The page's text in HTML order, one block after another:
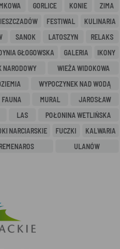
GORLICE KONIE
ZIMA
FESTIWAL
KULINARIA
SANOK LATOSZYN
RELAKS
GŁOGOWSKA GALERIA
IKONY
NARODOWY
WIEŻA WIDOKOWA
WYPOCZYNEK NAD WODĄ
FAUNA MURAL
JAROSŁAW
LAS
POŁONINA WETLIŃSKA
NARCIARSKIE FUCZKI
KALWARIA
ULANÓW